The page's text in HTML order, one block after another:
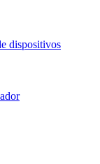
dispositivos